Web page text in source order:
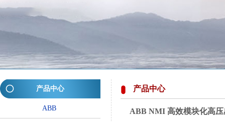
产品中心
产品中心
ABB ABB NMI 高效模块化高